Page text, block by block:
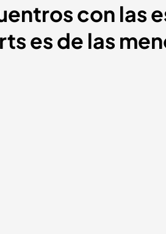
con las
es de las